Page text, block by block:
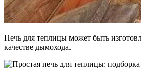
Печь для теплицы может быть
качестве дымохода.